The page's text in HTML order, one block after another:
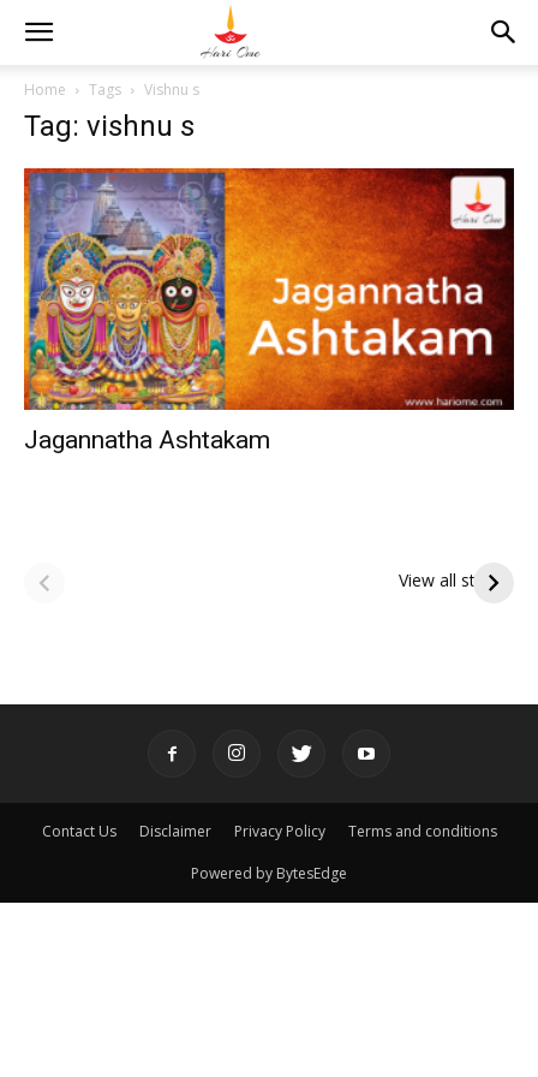
Home Tags Vishnu s
Tag: vishnu s
Jagannatha Ashtakam
View all stories
పితృదేవతల ఆశీర్వాదం
ఇంద్రకీలాద్రి గిరి ప్రదక్షిణ
Contact Us Disclaimer Privacy Policy Terms and conditions
Powered by BytesEdge